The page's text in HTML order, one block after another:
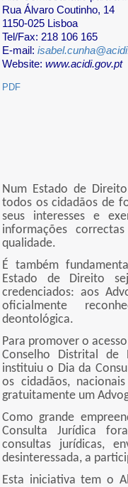
Rua Álvaro Coutinho, 14
1150-025 Lisboa
Tel/Fax: 218 106 165
E-mail:
Website: www.acidi.gov.pt
PDF
Num Estado de
todos os cidadãos de
seus interesses e
informações
qualidade.
É também
Estado de Direito
credenciados: aos
oficialmente
deontológica.
Para promover o
Conselho Distrital de
instituiu o Dia da
os cidadãos,
gratuitamente um
Como grande
Consulta Jurídica
consultas jurídicas,
desinteressada, a
Esta iniciativa tem o